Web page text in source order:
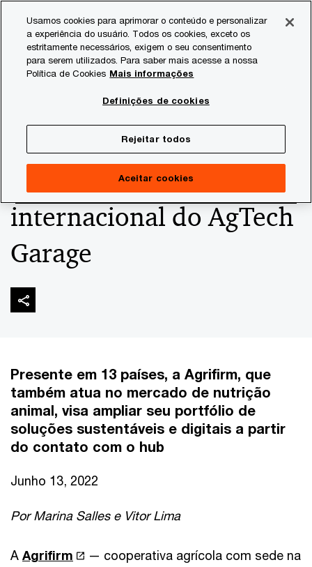
content
footer
Consultoria
Cooperativa europeia
Agrifirm estreia como
primeiro parceiro
internacional do AgTech
Garage
Presente em 13 países, a Agrifirm, que
também atua no mercado de nutrição
animal, visa ampliar seu portfólio de
soluções sustentáveis e digitais a partir
do contato com o hub
Junho 13, 2022
Por Marina Salles e Vitor Lima
A Agrifirm
— cooperativa agrícola com sede na
Usamos cookies para aprimorar o conteúdo e personalizar
a experiência do usuário. Todos os cookies, exceto os
estritamente necessários, exigem o seu consentimento
para serem utilizados. Para saber mais acesse a nossa
Política de Cookies Mais informações
Definições de cookies
Rejeitar todos
Aceitar cookies